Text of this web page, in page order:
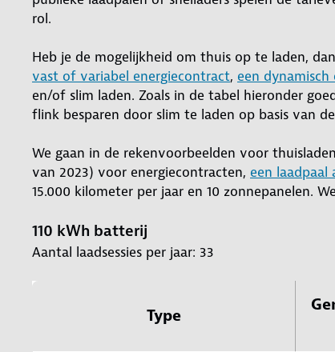
rol.
Heb je de mogelijkheid om thuis op te laden,
vast of variabel energiecontract, een
en/of slim laden. Zoals in de tabel hieronder
flink besparen door slim te laden op basis van de
We gaan in de rekenvoorbeelden voor
van 2023) voor energiecontracten, een laadpaal
15.000 kilometer per jaar en 10 zonnepanelen.
110 kWh batterij
Aantal laadsessies per jaar: 33
Type